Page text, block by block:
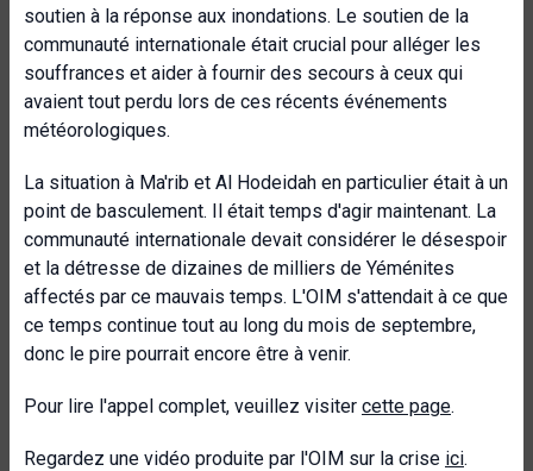
soutien à la réponse aux inondations. Le soutien de la
communauté internationale était crucial pour alléger les
souffrances et aider à fournir des secours à ceux qui
avaient tout perdu lors de ces récents événements
météorologiques.
La situation à Ma'rib et Al Hodeidah en particulier était à un
point de basculement. Il était temps d'agir maintenant. La
communauté internationale devait considérer le désespoir
et la détresse de dizaines de milliers de Yéménites
affectés par ce mauvais temps. L'OIM s'attendait à ce que
ce temps continue tout au long du mois de septembre,
donc le pire pourrait encore être à venir.
Pour lire l'appel complet, veuillez visiter cette page.
Regardez une vidéo produite par l'OIM sur la crise ici.